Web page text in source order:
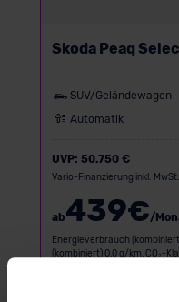
Skoda Peaq
SUV/Geländewagen
Automatik
UVP: 50.750 €
Vario-Finanzierung inkl. MwSt.
ab439€/
Energieverbrauch
(kombiniert) 0,0 g/km, CO₂-